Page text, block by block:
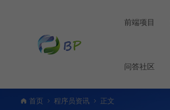
前端项目
问答社区
首页 程序员资讯 正文